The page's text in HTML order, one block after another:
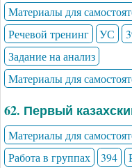
Материалы для
Речевой тренинг
УС
Задание на анализ
Материалы для
62. Первый
Материалы для
Работа в группах
394